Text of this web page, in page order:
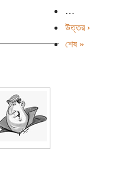
…
উত্তর ›
শেষ »